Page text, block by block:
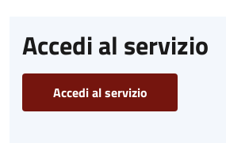
Accedi al servizio
Accedi al servizio